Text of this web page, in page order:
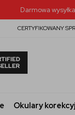
Darmowa
CERTYFIKOWANY
Okulary